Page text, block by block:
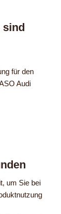
sind
für den
Audi
um Sie bei